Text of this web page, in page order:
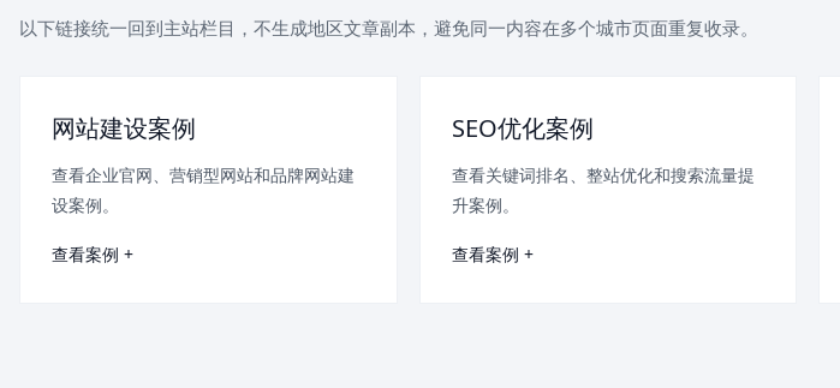
以下链接统一回到主站栏目，不生成地区文章副本，避免同一内容在多个城市页面重复收录。
网站建设案例
查看企业官网、营销型网站和品牌网站建
设案例。
查看案例 +
SEO优化案例
查看关键词排名、整站优化和搜索流量提
升案例。
查看案例 +